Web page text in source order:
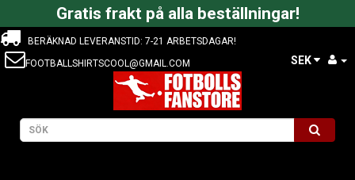
Gratis frakt på alla beställningar!
BERÄKNAD LEVERANSTID: 7-21 ARBETSDAGAR!
FOOTBALLSHIRTSCOOL@GMAIL.COM
SEK